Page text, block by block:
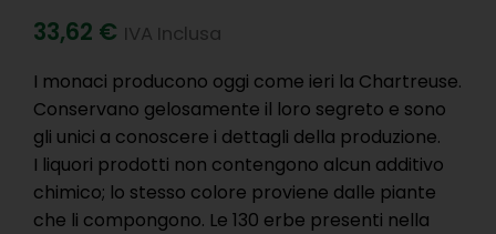
33,62 € IVA Inclusa
I monaci producono oggi come ieri la Chartreuse.
Conservano gelosamente il loro segreto e sono
gli unici a conoscere i dettagli della produzione.
I liquori prodotti non contengono alcun additivo
chimico; lo stesso colore proviene dalle piante
che li compongono. Le 130 erbe presenti nella